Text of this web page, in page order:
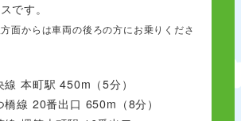
です。
方面からは車両の後ろの方にお乗りくださ
線 本町駅 450m（5分）
橋線 20番出口 650m（8分）